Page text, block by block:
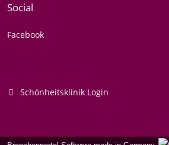
Social
Facebook
Schönheitsklinik Login